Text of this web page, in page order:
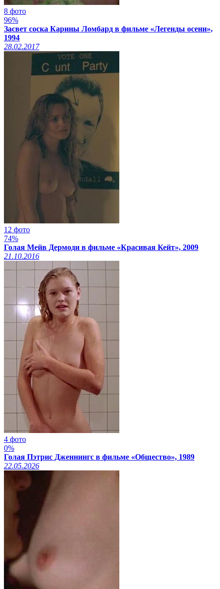
8 фото
96%
Засвет соска Карины Ломбард в фильме «Легенды осени»,
1994
28.02.2017
12 фото
74%
Голая Мейв Дермоди в фильме «Красивая Кейт», 2009
21.10.2016
4 фото
0%
Голая Пэтрис Дженнингс в фильме «Общество», 1989
22.05.2026